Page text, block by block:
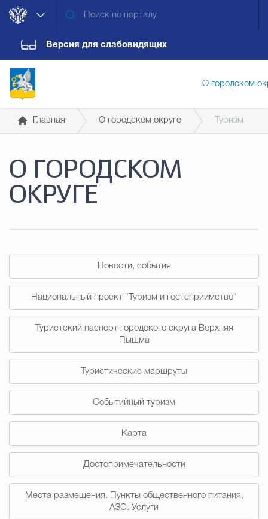
Версия для слабовидящих
О городском
Дума городского округа
Новости Обращения граждан
Муниципальная
Противодействие
Городская среда
Счётная палата Городского
Главная О городском округе Туризм
О ГОРОДСКОМ
ОКРУГЕ
Новости, события
Национальный проект "Туризм и гостеприимство"
Туристский паспорт городского округа Верхняя
Пышма
Туристические маршруты
Событийный туризм
Карта
Достопримечательности
Места размещения. Пункты общественного питания,
АЗС. Услуги